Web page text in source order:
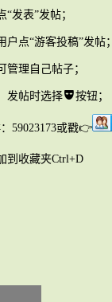
“发表”发帖；
户点“游客投稿”发帖；
管理自己帖子；
发帖时选择 按钮；
59023173或戳👉
到收藏夹Ctrl+D